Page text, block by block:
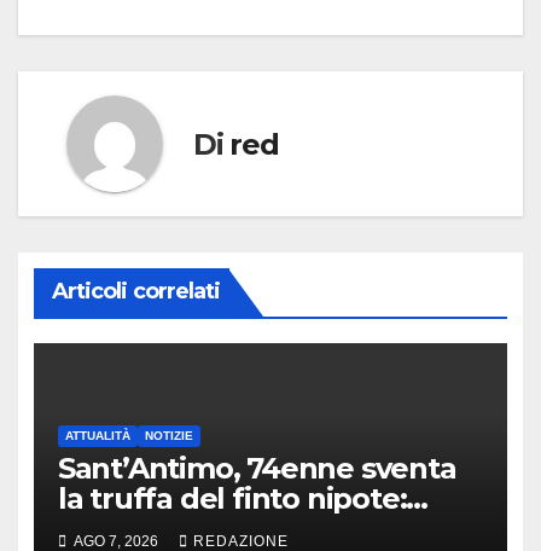
Di red
Articoli correlati
ATTUALITÀ NOTIZIE
Sant’Antimo, 74enne sventa
la truffa del finto nipote:
denunciato un 16enne
AGO 7, 2026 REDAZIONE